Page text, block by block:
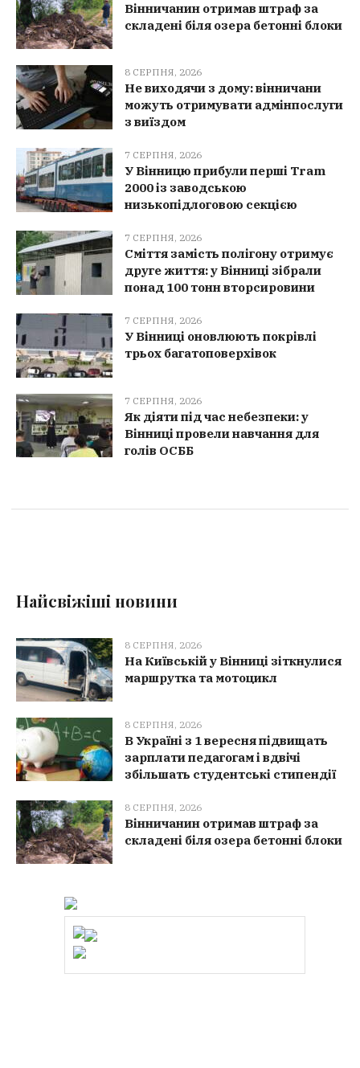
Вінничанин отримав штраф за
складені біля озера бетонні блоки
8 СЕРПНЯ, 2026
Не виходячи з дому: вінничани
можуть отримувати адмінпослуги
з виїздом
7 СЕРПНЯ, 2026
У Вінницю прибули перші Tram
2000 із заводською
низькопідлоговою секцією
7 СЕРПНЯ, 2026
Сміття замість полігону отримує
друге життя: у Вінниці зібрали
понад 100 тонн вторсировини
7 СЕРПНЯ, 2026
У Вінниці оновлюють покрівлі
трьох багатоповерхівок
7 СЕРПНЯ, 2026
Як діяти під час небезпеки: у
Вінниці провели навчання для
голів ОСББ
Найсвіжіші новини
8 СЕРПНЯ, 2026
На Київській у Вінниці зіткнулися
маршрутка та мотоцикл
8 СЕРПНЯ, 2026
В Україні з 1 вересня підвищать
зарплати педагогам і вдвічі
збільшать студентські стипендії
8 СЕРПНЯ, 2026
Вінничанин отримав штраф за
складені біля озера бетонні блоки